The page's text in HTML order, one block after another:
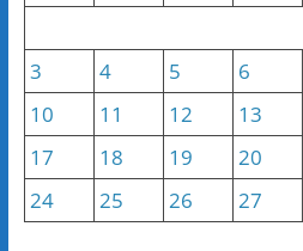
3
4 5 6
10
11 12 13
17
18 19 20
24
25 26 27